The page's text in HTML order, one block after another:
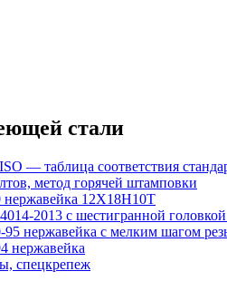
стали
— таблица соответствия
метод горячей штамповки
12Х18Н10Т
2013 с шестигранной головкой
нержавейка с мелким шагом
нержавейка
cпецкрепеж